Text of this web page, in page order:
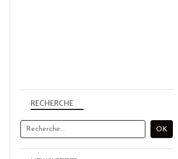
RECHERCHE